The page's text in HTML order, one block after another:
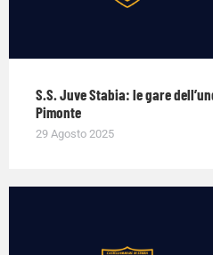
S.S. Juve Stabia: le gare
Pimonte
29 Agosto 2025